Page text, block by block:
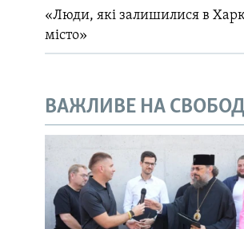
«Люди, які залишилися в
місто»
ВАЖЛИВЕ НА